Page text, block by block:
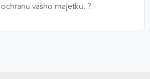
vášho majetku. ?️